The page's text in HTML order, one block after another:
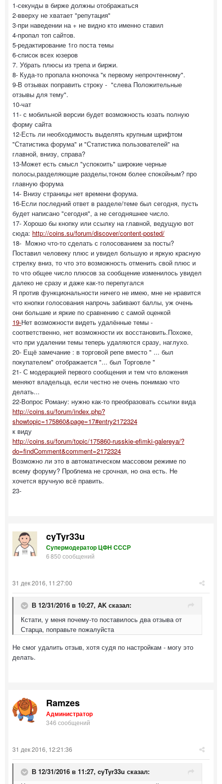
1-секунды в бирже должны отображаться
2-вверху не хватает "репутация"
3-при наведении на + не видно кто именно ставил
4-пропал топ сайтов.
5-редактирование 1го поста темы
6-список всех юзеров
7. Убрать плюсы из трепа и биржи.
8- Куда-то пропала кнопочка "к первому непрочтенному".
9-В отзывах поправить строку - "слева Положительные
отзывы для тему".
10-чат
11- с мобильной версии будет возможность юзать полную
форму сайта
12-Есть ли необходимость выделять крупным шрифтом
"Статистика форума" и "Статистика пользователей" на
главной, внизу, справа?
13-Может есть смысл "успокоить" широкие черные
полосы,разделяющие разделы,тоном более спокойным? про
главную форума
14- Внизу страницы нет времени форума.
16-Если последний ответ в разделе/теме был сегодня, пусть
будет написано "сегодня", а не сегодняшнее число.
17- Хорошо бы кнопку или ссылку на главной, ведущую вот
сюда: http://coins.su/forum/discover/content-posted/
18- Можно что-то сделать с голосованием за посты?
Поставил человеку плюс и увидел большую и яркую красную
стрелку вниз, то что это возможность отменить свой плюс и
то что общее число плюсов за сообщение изменилось увидел
далеко не сразу и даже как-то перепугался
Я против функциональности ничего не имею, мне не нравится
что кнопки голосования напрочь забивают баллы, уж очень
они большие и яркие по сравнению с самой оценкой
19-Нет возможности видеть удалённые темы -
соответственно, нет возможности их восстановить.Похоже,
что при удалении темы теперь удаляются сразу, наглухо.
20- Ещё замечание : в торговой репе вместо " ... был
покупателем" отображается "... был Торговле "
21- С модерацией первого сообщения и тем что вложения
меняют владельца, если честно не очень понимаю что
делать...
22-Вопрос Роману: нужно как-то преобразовать ссылки вида
http://coins.su/forum/index.php?
showtopic=175860&page=17#entry2172324
к виду
http://coins.su/forum/topic/175860-russkie-efimki-galereya/?
do=findComment&comment=2172324
Возможно ли это в автоматическом массовом режиме по
всему форуму? Проблема не срочная, но она есть. Не
хочется вручную всё править.
23-
cyTyr33u
Супермодератор ЦФН СССР
6 850 сообщений
31 дек 2016, 11:27:00
В 12/31/2016 в 10:27, AK сказал:
Кстати, у меня почему-то поставилось два отзыва от
Старца, поправьте пожалуйста
Не смог удалить отзыв, хотя судя по настройкам - могу это
делать.
Ramzes
Администратор
346 сообщений
31 дек 2016, 12:21:36
В 12/31/2016 в 11:27, cyTyr33u сказал: